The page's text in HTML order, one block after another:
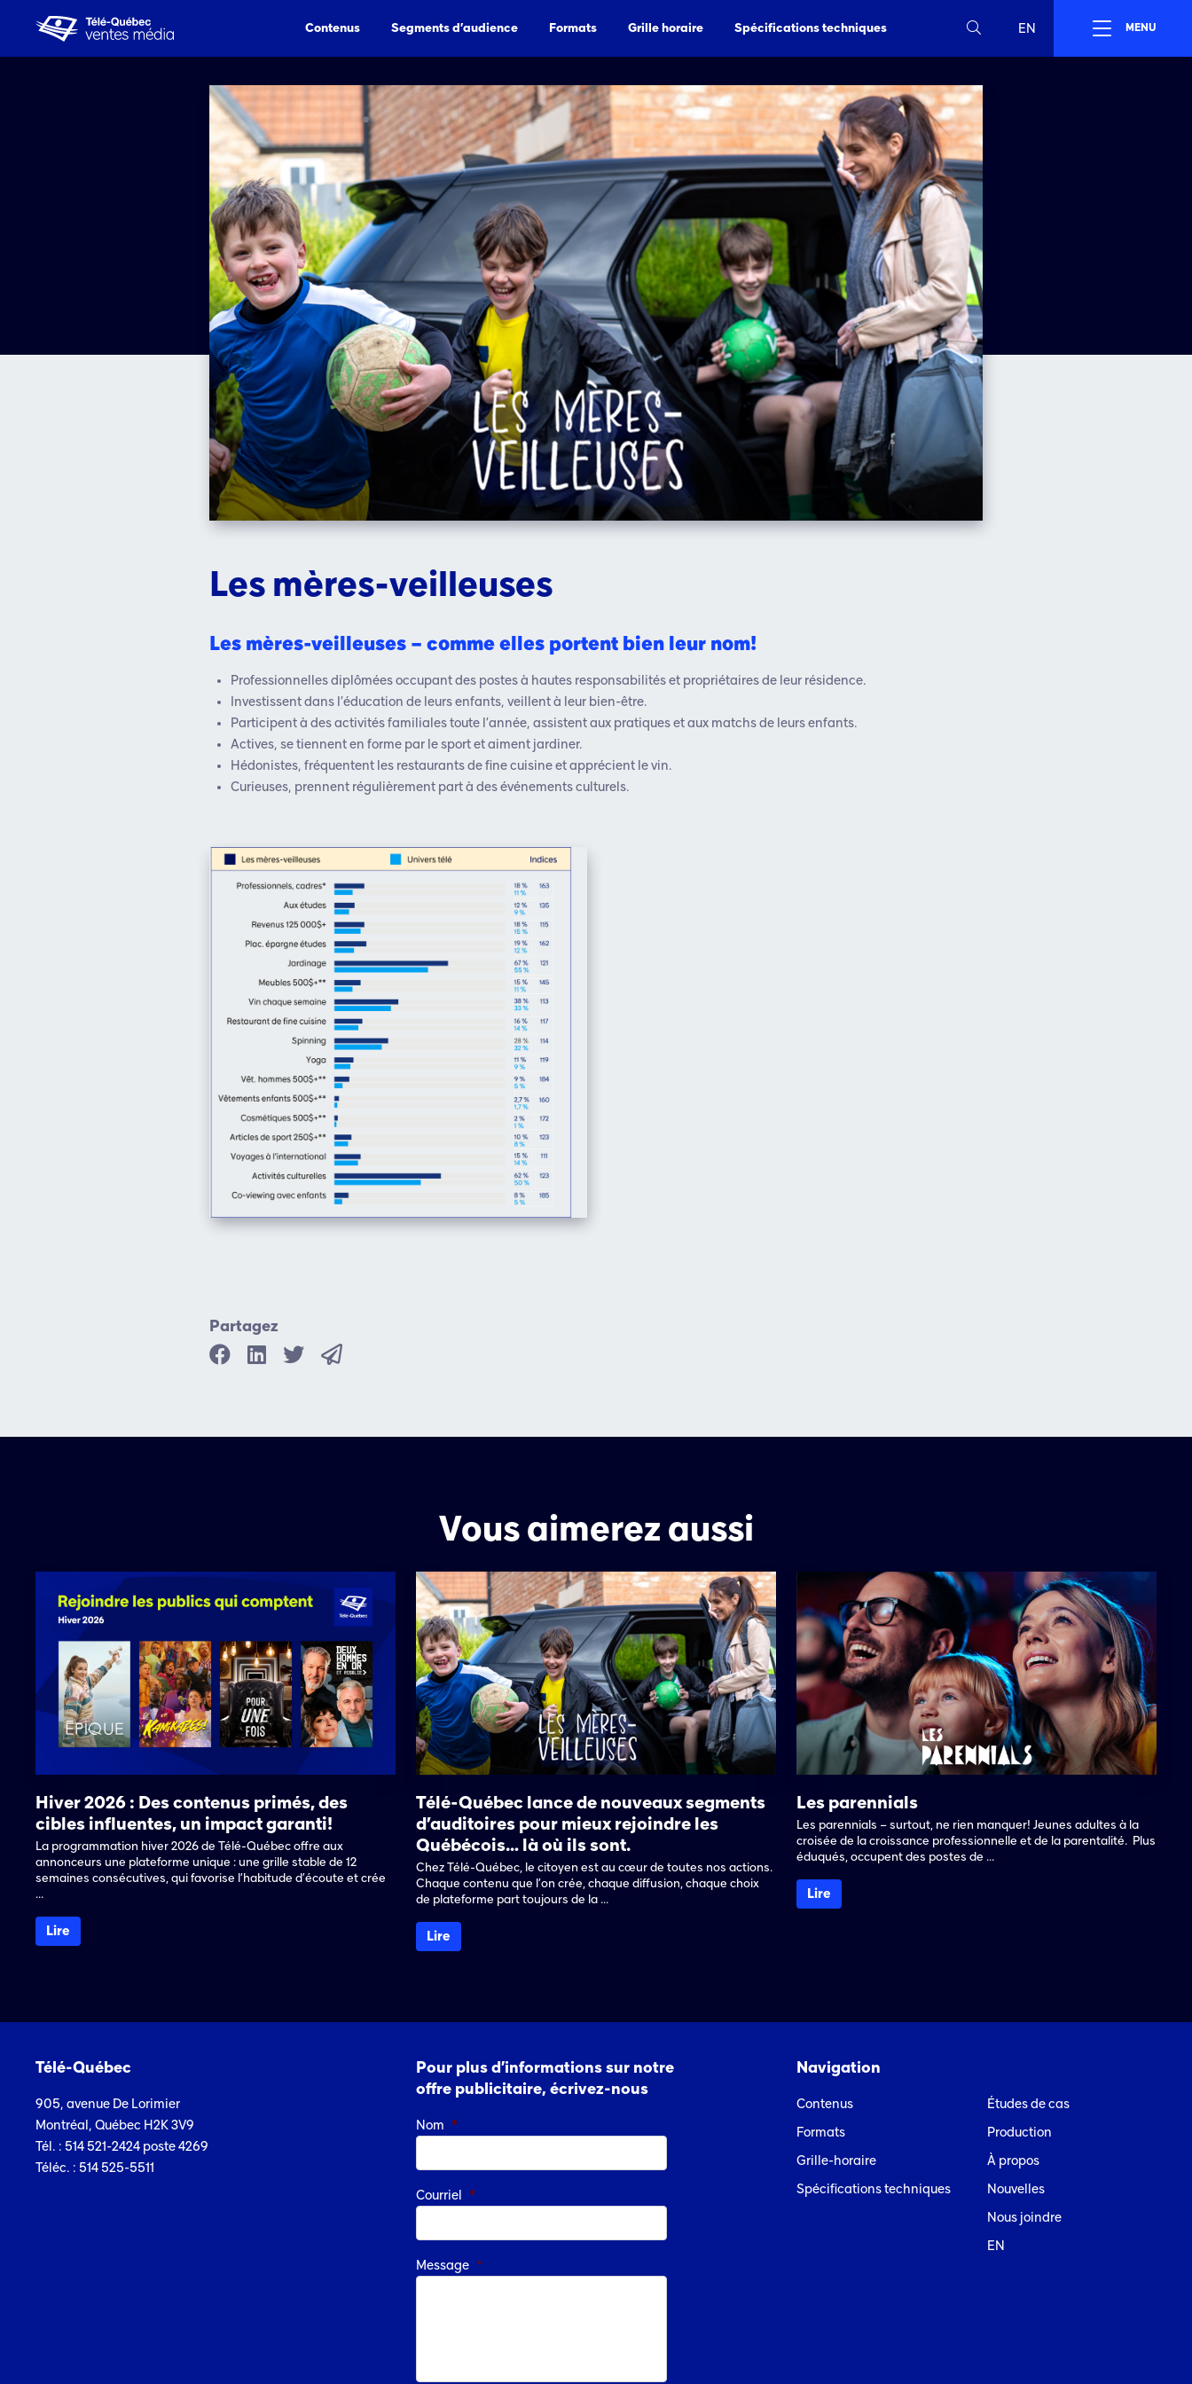
Contenus Segments d’audience Formats Grille horaire Spécifications techniques EN MENU
Les mères-veilleuses
Les mères-veilleuses – comme elles portent bien leur nom!
Professionnelles diplômées occupant des postes à hautes responsabilités et propriétaires de leur résidence.
Investissent dans l’éducation de leurs enfants, veillent à leur bien-être.
Participent à des activités familiales toute l’année, assistent aux pratiques et aux matchs de leurs enfants.
Actives, se tiennent en forme par le sport et aiment jardiner.
Hédonistes, fréquentent les restaurants de fine cuisine et apprécient le vin.
Curieuses, prennent régulièrement part à des événements culturels.
Partagez
Vous aimerez aussi
Hiver 2026 : Des contenus primés, des
cibles influentes, un impact garanti!
La programmation hiver 2026 de Télé-Québec offre aux
annonceurs une plateforme unique : une grille stable de 12
semaines consécutives, qui favorise l’habitude d’écoute et crée
...
Lire
Télé-Québec lance de nouveaux segments
d’auditoires pour mieux rejoindre les
Québécois… là où ils sont.
Chez Télé-Québec, le citoyen est au cœur de toutes nos actions.
Chaque contenu que l’on crée, chaque diffusion, chaque choix
de plateforme part toujours de la ...
Lire
Les parennials
Les parennials – surtout, ne rien manquer! Jeunes adultes à la
croisée de la croissance professionnelle et de la parentalité. ​ Plus
éduqués, occupent des postes de ...
Lire
Télé-Québec
905, avenue De Lorimier
Montréal, Québec H2K 3V9
Tél. : 514 521-2424 poste 4269
Téléc. : 514 525-5511
Pour plus d’informations sur notre
offre publicitaire, écrivez-nous
Nom *
Courriel *
Message *
Navigation
Contenus
Formats
Grille-horaire
Spécifications techniques
Études de cas
Production
À propos
Nouvelles
Nous joindre
EN